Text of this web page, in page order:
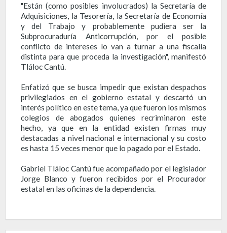
"Están (como posibles involucrados) la Secretaría de
Adquisiciones, la Tesorería, la Secretaría de Economía
y del Trabajo y probablemente pudiera ser la
Subprocuraduría Anticorrupción, por el posible
conflicto de intereses lo van a turnar a una fiscalía
distinta para que proceda la investigación", manifestó
Tláloc Cantú.
Enfatizó que se busca impedir que existan despachos
privilegiados en el gobierno estatal y descartó un
interés político en este tema, ya que fueron los mismos
colegios de abogados quienes recriminaron este
hecho, ya que en la entidad existen firmas muy
destacadas a nivel nacional e internacional y su costo
es hasta 15 veces menor que lo pagado por el Estado.
Gabriel Tláloc Cantú fue acompañado por el legislador
Jorge Blanco y fueron recibidos por el Procurador
estatal en las oficinas de la dependencia.